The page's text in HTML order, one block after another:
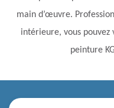
main d’œuvre.
intérieure, vous pouvez
peinture